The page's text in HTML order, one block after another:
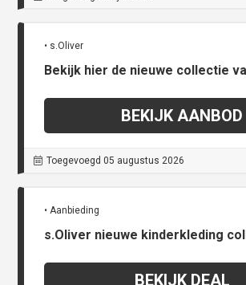
• s.Oliver
Bekijk hier de nieuwe collectie
BEKIJK AANBOD
Toegevoegd 05 augustus 2026
• Aanbieding
s.Oliver nieuwe kinderkleding
BEKIJK DEAL